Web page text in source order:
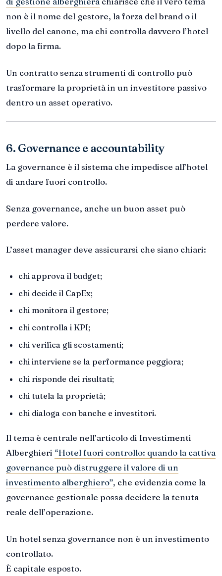
non è il nome del gestore, la forza del brand o il
livello del canone, ma chi controlla davvero l’hotel
dopo la firma.
Un contratto senza strumenti di controllo può
trasformare la proprietà in un investitore passivo
dentro un asset operativo.
6. Governance e accountability
La governance è il sistema che impedisce all’hotel
di andare fuori controllo.
Senza governance, anche un buon asset può
perdere valore.
L’asset manager deve assicurarsi che siano chiari:
chi approva il budget;
chi decide il CapEx;
chi monitora il gestore;
chi controlla i KPI;
chi verifica gli scostamenti;
chi interviene se la performance peggiora;
chi risponde dei risultati;
chi tutela la proprietà;
chi dialoga con banche e investitori.
Il tema è centrale nell’articolo di Investimenti
Alberghieri “Hotel fuori controllo: quando la cattiva
governance può distruggere il valore di un
investimento alberghiero”, che evidenzia come la
governance gestionale possa decidere la tenuta
reale dell’operazione.
Un hotel senza governance non è un investimento
controllato.
È capitale esposto.